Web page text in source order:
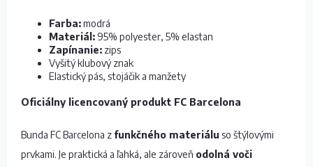
Farba:modrá
Materiál: 95% polyester, 5% elastan
Zapínanie: zips
Vyšitý klubový znak
Elastický pás, stojáčik a manžety
Oficiálny licencovaný produkt FC Barcelona
Bunda FC Barcelona z funkčného materiálu so štýlovými
prvkami. Je praktická a ľahká, ale zároveň odolná voči